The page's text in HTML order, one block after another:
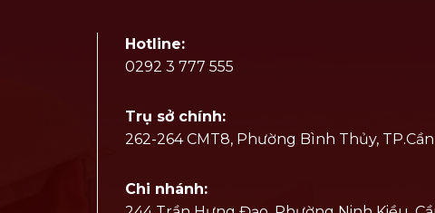
Hotline:
0292 3 777 555
Trụ sở chính:
262-264 CMT8, Phường Bình Thủy,
Chi nhánh: